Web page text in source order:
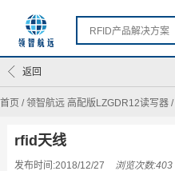
首页 /领智航远 高配版LZGDR12读写器 /
返回
rfid天线
发布时间:2018/12/27 浏览次数:403